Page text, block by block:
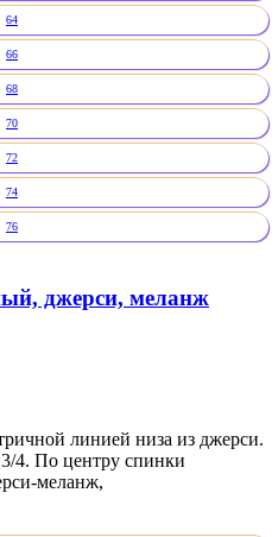
64
66
68
70
72
74
76
джерси, меланж
линией низа из джерси.
4. По центру спинки
меланж,